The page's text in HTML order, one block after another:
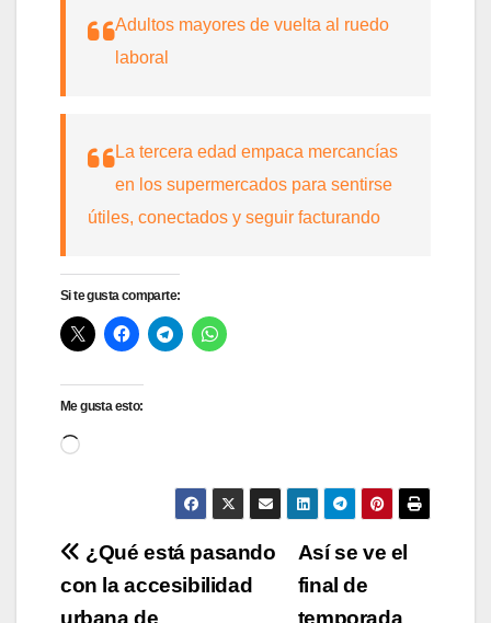
Adultos mayores de vuelta al ruedo
laboral
La tercera edad empaca mercancías
en los supermercados para sentirse
útiles, conectados y seguir facturando
Si te gusta comparte:
Me gusta esto:
Cargando...
Navegación
de
Así se ve el
final de
temporada
¿Qué está pasando
con la accesibilidad
urbana de